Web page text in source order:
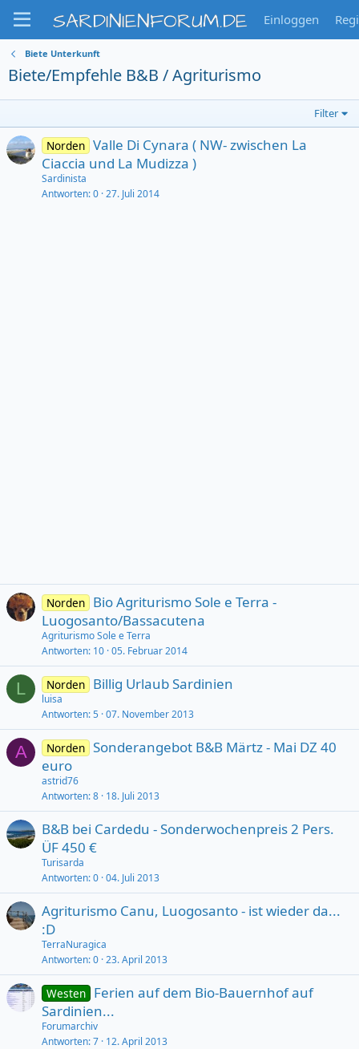
SARDINIENFORUM.DE Einloggen
Biete Unterkunft
Biete/Empfehle B&B / Agriturismo
Filter
Norden Valle Di Cynara ( NW- zwischen La
Ciaccia und La Mudizza )
Sardinista
Antworten 0 27. Juli 2014
Norden Bio Agriturismo Sole e Terra -
Luogosanto/Bassacutena
Agriturismo Sole e Terra
Antworten 10 05. Februar 2014
L Norden Billig Urlaub Sardinien
luisa
Antworten 5 07. November 2013
A Norden Sonderangebot B&B Märtz - Mai DZ 40
euro
astrid76
Antworten 8 18. Juli 2013
B&B bei Cardedu - Sonderwochenpreis 2 Pers.
ÜF 450 €
Turisarda
Antworten 0 04. Juli 2013
Agriturismo Canu, Luogosanto - ist wieder da...
:D
TerraNuragica
Antworten 0 23. April 2013
Westen Ferien auf dem Bio-Bauernhof auf
Sardinien...
Forumarchiv
Antworten 7 12. April 2013